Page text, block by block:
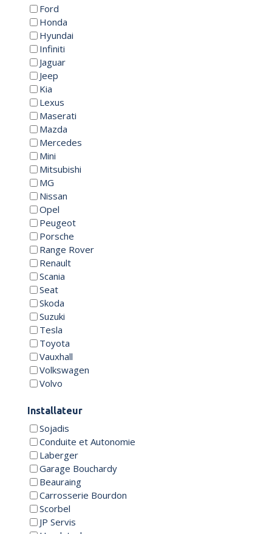
Ford
Honda
Hyundai
Infiniti
Jaguar
Jeep
Kia
Lexus
Maserati
Mazda
Mercedes
Mini
Mitsubishi
MG
Nissan
Opel
Peugeot
Porsche
Range Rover
Renault
Scania
Seat
Skoda
Suzuki
Tesla
Toyota
Vauxhall
Volkswagen
Volvo
Installateur
Sojadis
Conduite et Autonomie
Laberger
Garage Bouchardy
Beauraing
Carrosserie Bourdon
Scorbel
JP Servis